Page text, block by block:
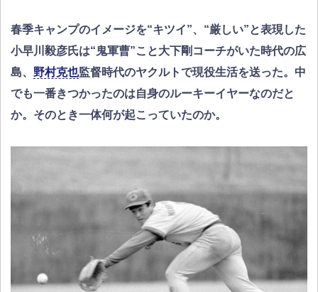
春季キャンプのイメージを“キツイ”、“厳しい”と表現した
小早川毅彦氏は“鬼軍曹”こと大下剛コーチがいた時代の広
島、 野村克也監督時代のヤクルトで現役生活を送った。中
でも一番きつかったのは自身のルーキーイヤーなのだと
か。そのとき一体何が起こっていたのか。